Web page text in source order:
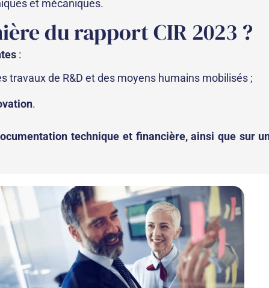
et mécaniques.
du rapport CIR 2023 ?
:
travaux de R&D et des moyens humains mobilisés ;
.
technique et financière, ainsi que sur